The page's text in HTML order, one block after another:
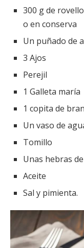
300 g de
o en conserva
Un puñado de
3 Ajos
Perejil
1 Galleta maría
1 copita de
Un vaso de
Tomillo
Unas hebras
Aceite
Sal y pimienta.